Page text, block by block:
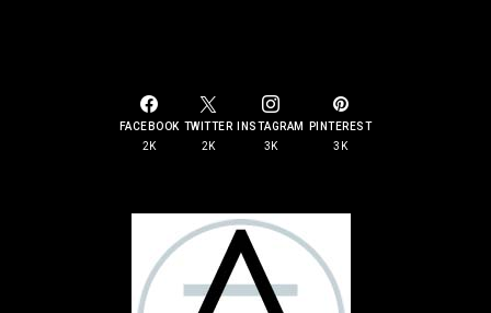
FACEBOOK
2K
TWITTER
2K
INSTAGRAM
3K
PINTEREST
3K